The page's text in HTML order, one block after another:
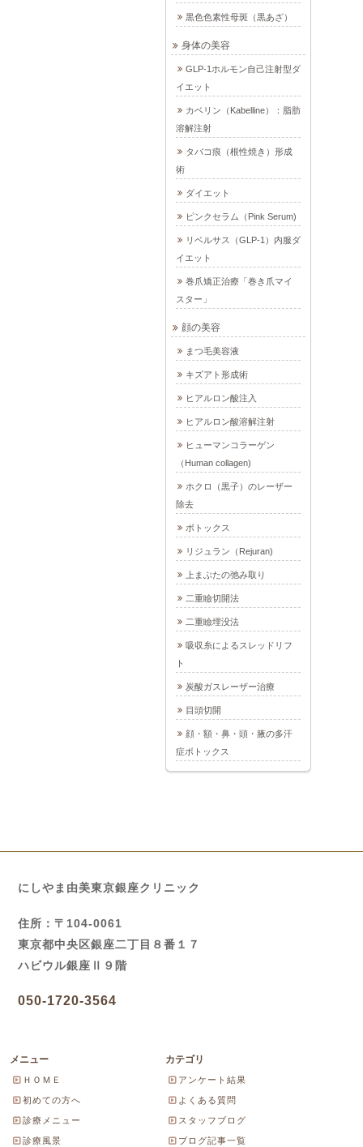
黒色色素性母斑（黒あざ）
身体の美容
GLP-1ホルモン自己注射型ダ
イエット
カベリン（Kabelline）：脂肪
溶解注射
タバコ痕（根性焼き）形成
術
ダイエット
ピンクセラム（Pink Serum)
リベルサス（GLP-1）内服ダ
イエット
巻爪矯正治療「巻き爪マイ
スター」
顔の美容
まつ毛美容液
キズアト形成術
ヒアルロン酸注入
ヒアルロン酸溶解注射
ヒューマンコラーゲン
（Human collagen)
ホクロ（黒子）のレーザー
除去
ボトックス
リジュラン（Rejuran)
上まぶたの弛み取り
二重瞼切開法
二重瞼埋没法
吸収糸によるスレッドリフ
ト
炭酸ガスレーザー治療
目頭切開
顔・額・鼻・頭・腋の多汗
症ボトックス
にしやま由美東京銀座クリニック
住所：〒104-0061
東京都中央区銀座二丁目８番１７
ハビウル銀座Ⅱ９階
050-1720-3564
メニュー
ＨＯＭＥ
初めての方へ
診療メニュー
診療風景
カテゴリ
アンケート結果
よくある質問
スタッフブログ
ブログ記事一覧